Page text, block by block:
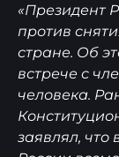
«Президент
против
стране. Об
встрече с
человека.
заявлял,